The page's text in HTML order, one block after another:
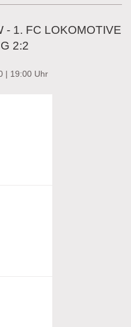
- 1. FC LOKOMOTIVE
2:2
| 19:00 Uhr